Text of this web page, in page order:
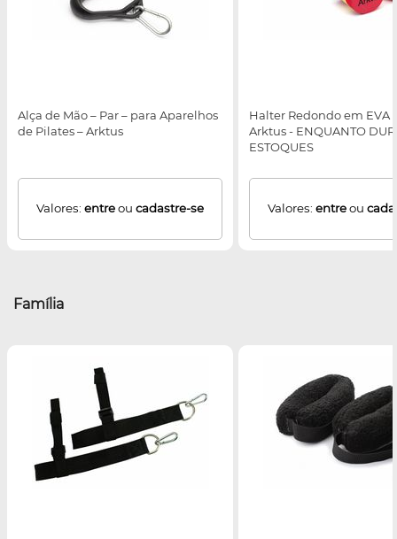
Alça de Mão – Par – para Aparelhos
de Pilates – Arktus
Valores: entreou cadastre-se
Halter Redondo em EVA
Arktus - ENQUANTO
ESTOQUES
Valores: entreou
Família